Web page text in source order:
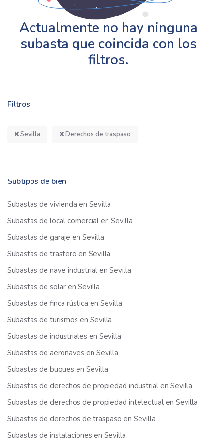
Filtros
Sevilla Derechos de traspaso
Subtipos de bien
Subastas de vivienda en Sevilla
Subastas de local comercial en Sevilla
Subastas de garaje en Sevilla
Subastas de trastero en Sevilla
Subastas de nave industrial en Sevilla
Subastas de solar en Sevilla
Subastas de finca rústica en Sevilla
Subastas de turismos en Sevilla
Subastas de industriales en Sevilla
Subastas de aeronaves en Sevilla
Subastas de buques en Sevilla
Subastas de derechos de propiedad industrial en Sevilla
Subastas de derechos de propiedad intelectual en Sevilla
Subastas de derechos de traspaso en Sevilla
Subastas de instalaciones en Sevilla
Actualmente no hay ninguna
subasta que coincida con los
filtros.